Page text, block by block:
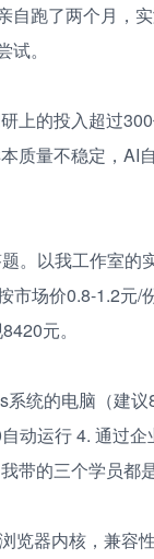
跑了两个月，
。
上的投入超过
质量不稳定，AI
。以我工作室的
市场价0.8-1.2元/
元。
统的电脑（建
动运行 4. 通过
带的三个学员都
览器内核，兼容